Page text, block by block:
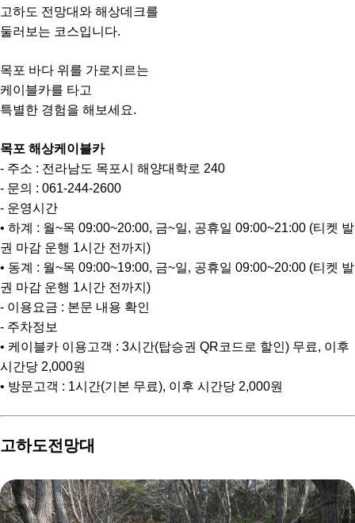
고하도 전망대와 해상데크를
둘러보는 코스입니다.
목포 바다 위를 가로지르는
케이블카를 타고
특별한 경험을 해보세요.
목포 해상케이블카
- 주소 : 전라남도 목포시 해양대학로 240
- 문의 : 061-244-2600
- 운영시간
• 하계 : 월~목 09:00~20:00, 금~일, 공휴일 09:00~21:00 (티켓 발
권 마감 운행 1시간 전까지)
• 동계 : 월~목 09:00~19:00, 금~일, 공휴일 09:00~20:00 (티켓 발
권 마감 운행 1시간 전까지)
- 이용요금 : 본문 내용 확인
- 주차정보
• 케이블카 이용고객 : 3시간(탑승권 QR코드로 할인) 무료, 이후
시간당 2,000원
• 방문고객 : 1시간(기본 무료), 이후 시간당 2,000원
고하도전망대